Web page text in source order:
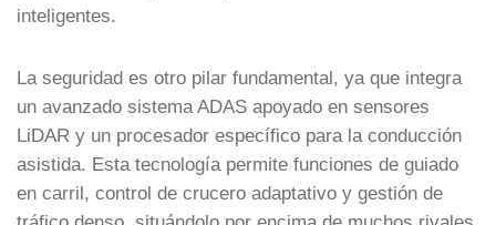
inteligentes.
La seguridad es otro pilar fundamental, ya que integra
un avanzado sistema ADAS apoyado en sensores
LiDAR y un procesador específico para la conducción
asistida. Esta tecnología permite funciones de guiado
en carril, control de crucero adaptativo y gestión de